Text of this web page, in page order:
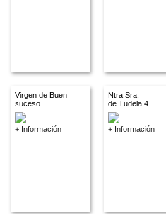
Virgen de Buen
suceso
+ Información
Ntra Sra.
de Tudela 4
+ Información